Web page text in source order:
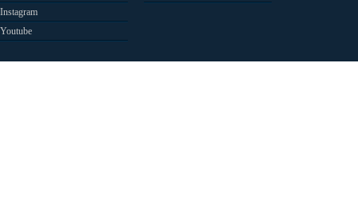
Instagram
Youtube